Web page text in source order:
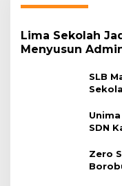
Lima Sekolah
Menyusun
SLB
SDN
Zero